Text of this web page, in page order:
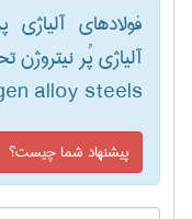
فولادهای
آلیاژی پُر نیتروژن
alloy steels
پیشنهاد شما چیست؟